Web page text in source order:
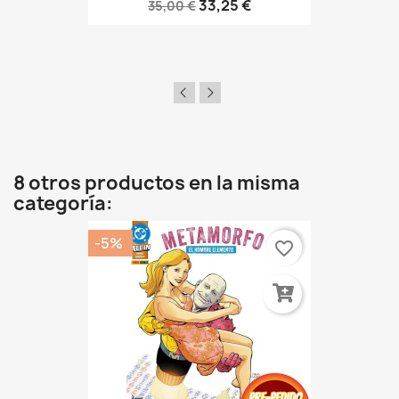
35,00 €33,25 €
8 otros productos en la misma
categoría:
-5% favorite_border